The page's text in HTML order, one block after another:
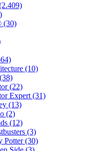
(30)
(10)
(22)
Expert (31)
(13)
(2)
(12)
(3)
Potter (30)